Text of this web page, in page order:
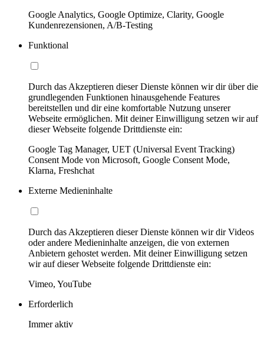
Google Analytics, Google Optimize, Clarity, Google
Kundenrezensionen, A/B-Testing
Funktional
Durch das Akzeptieren dieser Dienste können wir dir über die
grundlegenden Funktionen hinausgehende Features
bereitstellen und dir eine komfortable Nutzung unserer
Webseite ermöglichen. Mit deiner Einwilligung setzen wir auf
dieser Webseite folgende Drittdienste ein:
Google Tag Manager, UET (Universal Event Tracking)
Consent Mode von Microsoft, Google Consent Mode,
Klarna, Freshchat
Externe Medieninhalte
Durch das Akzeptieren dieser Dienste können wir dir Videos
oder andere Medieninhalte anzeigen, die von externen
Anbietern gehostet werden. Mit deiner Einwilligung setzen
wir auf dieser Webseite folgende Drittdienste ein:
Vimeo, YouTube
Erforderlich
Immer aktiv